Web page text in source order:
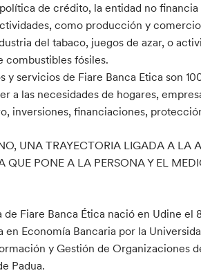
de crédito, la entidad no
como producción y
del tabaco, juegos de azar, o
combustibles fósiles.
y servicios de Fiare Banca Etica son
a las necesidades de hogares,
inversiones, financiaciones,
UNA TRAYECTORIA LIGADA A LA
QUE PONE A LA PERSONA Y EL
de Fiare Banca Ética nació en Udine el
en Economía Bancaria por la
y Gestión de Organizaciones
Padua.